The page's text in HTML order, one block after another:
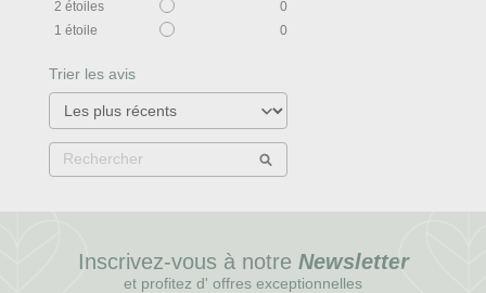
2 étoiles
0
1 étoile 0
Trier les avis
Inscrivez-vous à notre Newsletter
et profitez d' offres exceptionnelles